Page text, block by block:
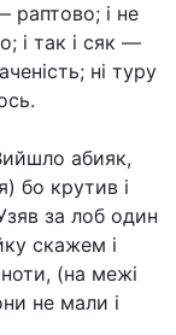
раптово; і не
і так і сяк —
ні туру
абияк,
бо крутив і
за лоб один
скажем і
(на межі
не мали і